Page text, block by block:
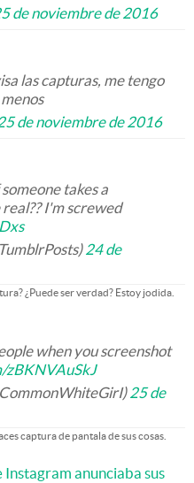
de noviembre de 2016
las capturas, me tengo
de noviembre de 2016
takes a
I'm screwed
24 de
¿Puede ser verdad? Estoy jodida.
when you screenshot
zBKNVAuSkJ
25 de
captura de pantala de sus cosas.
Instagram anunciaba sus